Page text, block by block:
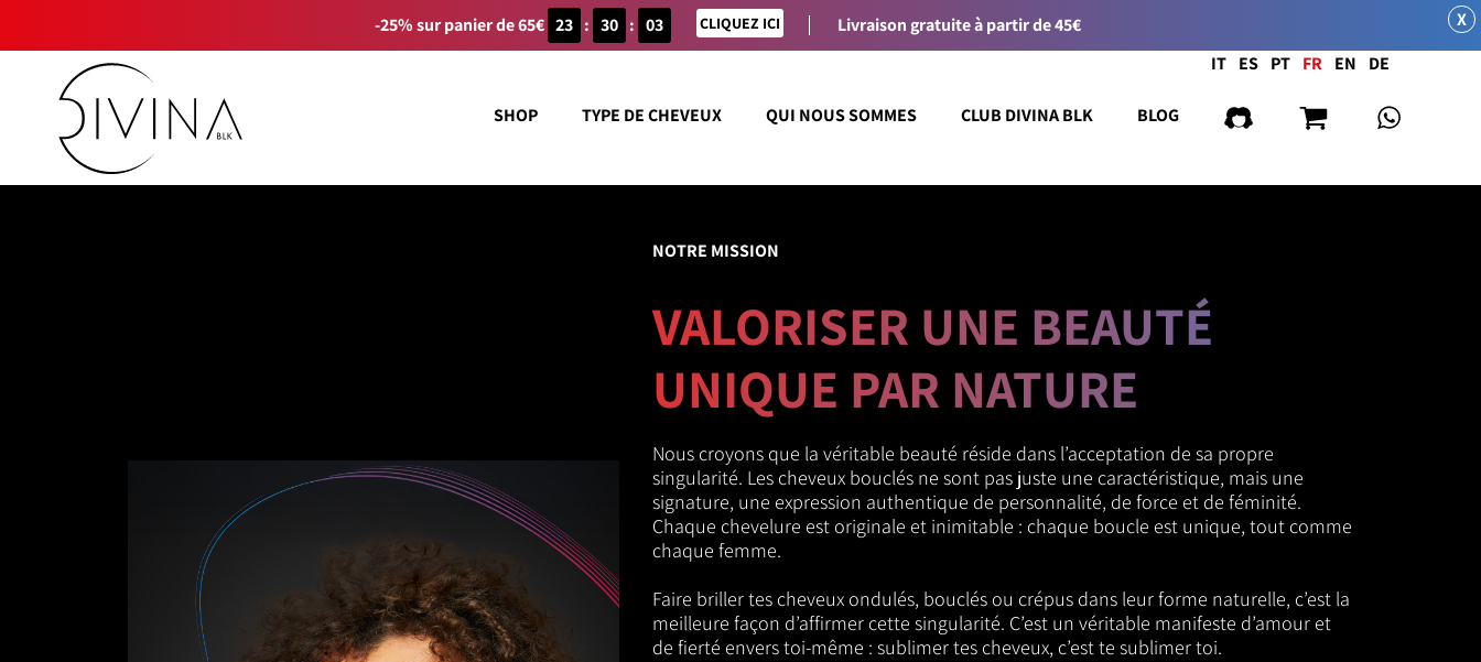
-25% sur panier de 65€ 23 : 30 : 03 CLIQUEZ ICI Livraison gratuite à partir de 45€ X
SHOP TYPE DE CHEVEUX QUI NOUS SOMMES CLUB DIVINA BLK BLOG
IT ES PT FR EN DE
NOTRE MISSION
VALORISER UNE BEAUTÉ
UNIQUE PAR NATURE
Nous croyons que la véritable beauté réside dans l’acceptation de sa propre
singularité. Les cheveux bouclés ne sont pas juste une caractéristique, mais une
signature, une expression authentique de personnalité, de force et de féminité.
Chaque chevelure est originale et inimitable : chaque boucle est unique, tout comme
chaque femme.
Faire briller tes cheveux ondulés, bouclés ou crépus dans leur forme naturelle, c’est la
meilleure façon d’affirmer cette singularité. C’est un véritable manifeste d’amour et
de fierté envers toi-même : sublimer tes cheveux, c’est te sublimer toi.